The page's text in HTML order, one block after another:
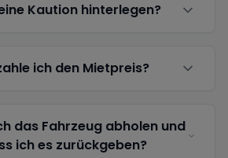
Kaution hinterlegen?
ich den Mietpreis?
das Fahrzeug abholen und
ich es zurückgeben?